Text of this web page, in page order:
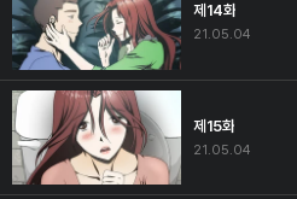
제14화
21.05.04
제15화
21.05.04